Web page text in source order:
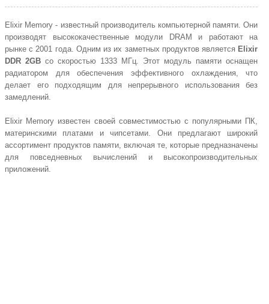
Elixir Memory - известный производитель компьютерной памяти. Они
производят высококачественные модули DRAM и работают на
рынке с 2001 года. Одним из их заметных продуктов является Elixir
DDR 2GB со скоростью 1333 МГц. Этот модуль памяти оснащен
радиатором для обеспечения эффективного охлаждения, что
делает его подходящим для непрерывного использования без
замедлений.
Elixir Memory известен своей совместимостью с популярными ПК,
материнскими платами и чипсетами. Они предлагают широкий
ассортимент продуктов памяти, включая те, которые предназначены
для повседневных вычислений и высокопроизводительных
приложений.